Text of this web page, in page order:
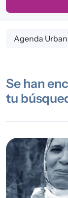
Agenda
Se han
tu